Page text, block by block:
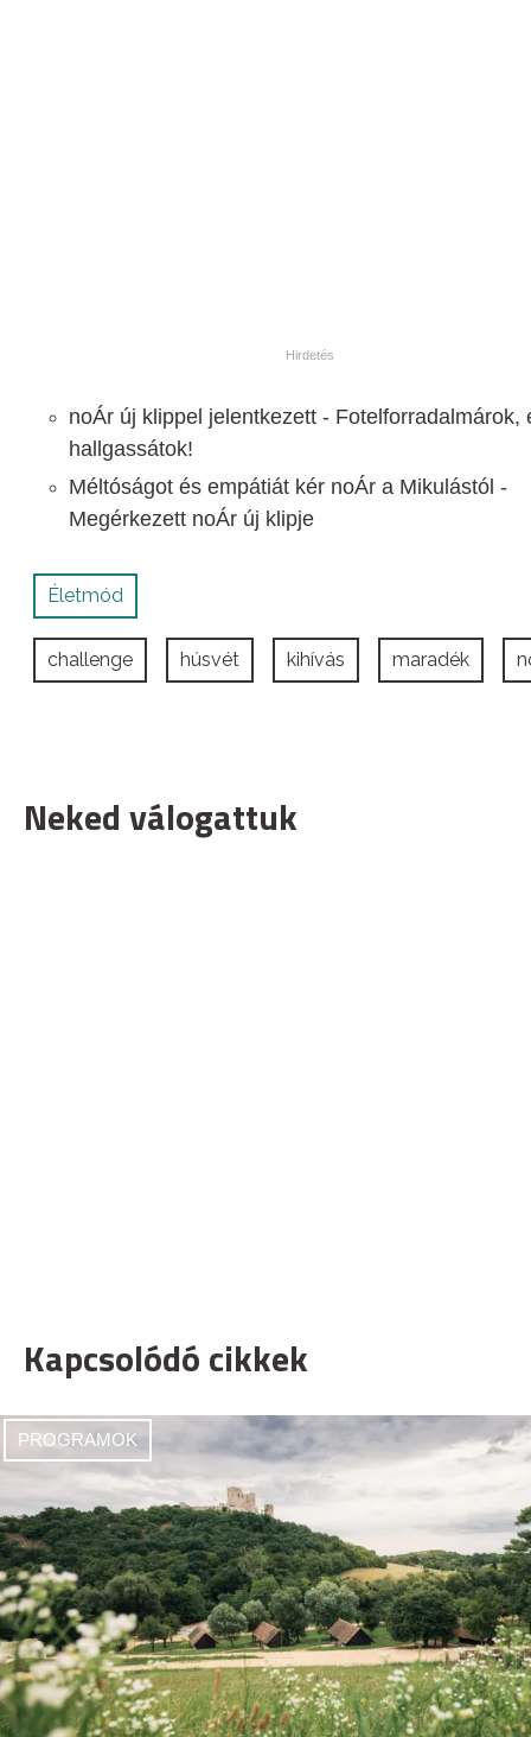
noÁr új klippel jelentkezett - Fotelforradalmárok,
hallgassátok!
Méltóságot és empátiát kér noÁr a Mikulástól -
Megérkezett noÁr új klipje
Életmód
challenge húsvét kihívás maradék
Neked válogattuk
Kapcsolódó cikkek
PROGRAMOK